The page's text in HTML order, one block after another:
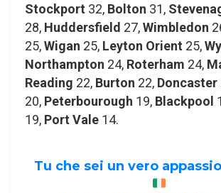
Stockport 32, Bolton 31,
28, Huddersfield 27,Wimbledon
25,Wigan 25, Leyton Orient 25,
Northampton 24, Roterham 24,
Reading 22, Burton 22, Doncaster
20, Peterbourough 19, Blackpool
19, Port Vale 14.
Tu che sei un vero